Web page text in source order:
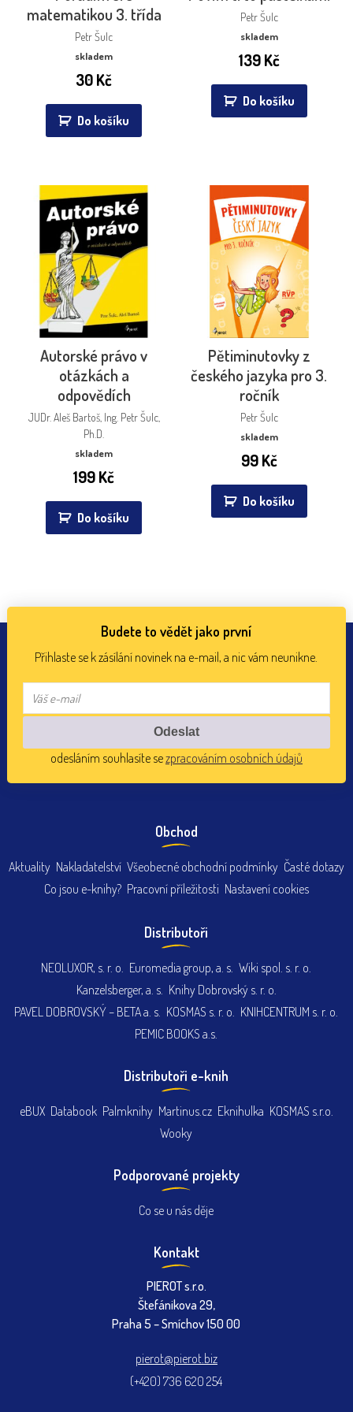
matematikou 3. třída
Petr Šulc
skladem
30Kč
Do košíku
Petr Šulc
skladem
139Kč
Do košíku
Autorské právo v
otázkách a
odpovědích
JUDr. Aleš Bartoš, Ing. Petr Šulc,
Ph.D.
skladem
199Kč
Do košíku
Pětiminutovky z
českého jazyka pro 3.
ročník
Petr Šulc
skladem
99Kč
Do košíku
Budete to vědět jako první
Přihlaste se k zásílání novinek na e-mail, a nic vám neunikne.
odesláním souhlasíte sezpracováním osobních údajů
Obchod
Aktuality Nakladatelství Všeobecné obchodní podmínky Časté dotazy
Co jsou e-knihy? Pracovní příležitosti Nastavení cookies
Distributoři
NEOLUXOR, s. r. o. Euromedia group, a. s. Wiki spol. s. r. o.
Kanzelsberger, a. s. Knihy Dobrovský s. r. o.
PAVEL DOBROVSKÝ – BETA a. s. KOSMAS s. r. o. KNIHCENTRUM s. r. o.
PEMIC BOOKS a.s.
Distributoři e-knih
eBUX Databook Palmknihy Martinus.cz Eknihulka KOSMAS s.r.o.
Wooky
Podporované projekty
Co se u nás děje
Kontakt
PIEROT s.r.o.
Štefánikova 29,
Praha 5 – Smíchov 150 00
pierot@pierot.biz
(+420) 736 620 254